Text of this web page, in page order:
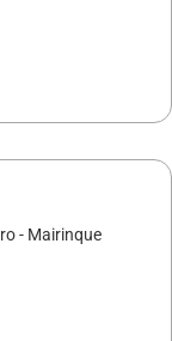
- Mairinque